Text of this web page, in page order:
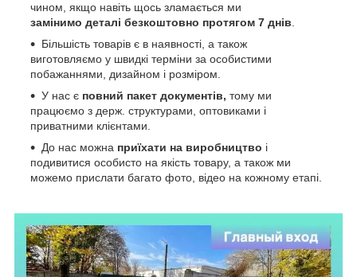
чином, якщо навіть щось зламається ми
замінимо деталі безкоштовно протягом 7 днів.
Більшість товарів є в наявності, а також
виготовляємо у швидкі терміни за особистими
побажаннями, дизайном і розміром.
У нас є повний пакет документів, тому ми
працюємо з держ. структурами, оптовиками і
приватними клієнтами.
До нас можна приїхати на виробництво і
подивитися особисто на якість товару, а також ми
можемо прислати багато фото, відео на кожному етапі.